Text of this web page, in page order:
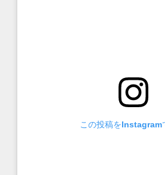
この投稿をInstagram